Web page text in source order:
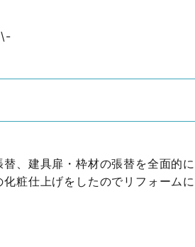
、建具扉・枠材の張替を全面的
粧仕上げをしたのでリフォーム